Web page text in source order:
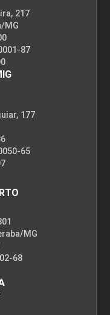
217
MG
87
177
65
MG
68